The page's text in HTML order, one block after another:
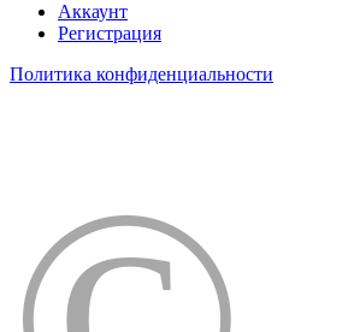
Аккаунт
Регистрация
Политика конфиденциальности